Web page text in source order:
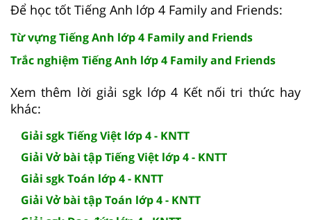
Để học tốt Tiếng Anh lớp 4 Family and Friends:
Từ vựng Tiếng Anh lớp 4 Family and Friends
Trắc nghiệm Tiếng Anh lớp 4 Family and Friends
Xem thêm lời giải sgk lớp 4 Kết nối tri thức hay
khác:
Giải sgk Tiếng Việt lớp 4 - KNTT
Giải Vở bài tập Tiếng Việt lớp 4 - KNTT
Giải sgk Toán lớp 4 - KNTT
Giải Vở bài tập Toán lớp 4 - KNTT